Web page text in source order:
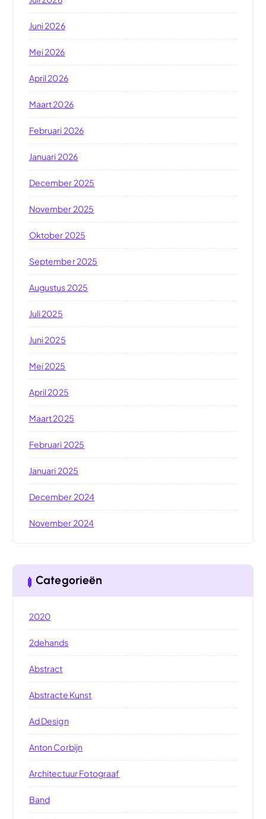
Juni 2026
Mei 2026
April 2026
Maart 2026
Februari 2026
Januari 2026
December 2025
November 2025
Oktober 2025
September 2025
Augustus 2025
Juli 2025
Juni 2025
Mei 2025
April 2025
Maart 2025
Februari 2025
Januari 2025
December 2024
November 2024
Categorieën
2020
2dehands
Abstract
Abstracte Kunst
Ad Design
Anton Corbijn
Architectuur Fotograaf
Band